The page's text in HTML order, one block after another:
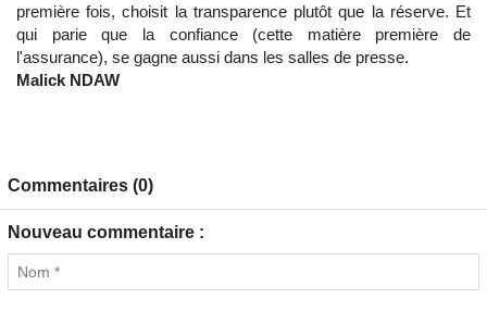
première fois, choisit la transparence plutôt que la réserve. Et
qui parie que la confiance (cette matière première de
l'assurance), se gagne aussi dans les salles de presse.
Malick NDAW
Commentaires (0)
Nouveau commentaire :